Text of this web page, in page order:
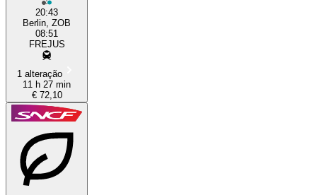
20:43
Berlin, ZOB
08:51
FREJUS
1 alteração
11 h 27 min
€ 72,10